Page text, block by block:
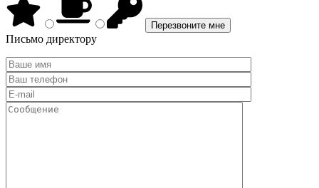
Письмо директору